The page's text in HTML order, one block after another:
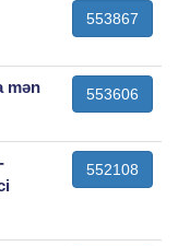
553867
mən
553606
552108